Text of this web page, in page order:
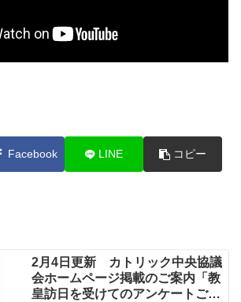
Facebook LINE コピー
2月4日更新 カトリック中央協議
会ホームページ掲載のご案内「教
皇訪日を受けてのアンケートご協